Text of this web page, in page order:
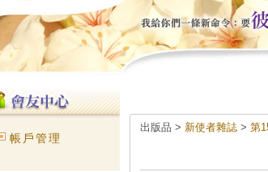
帳戶管理
出版品 > 新使者雜誌 > 第